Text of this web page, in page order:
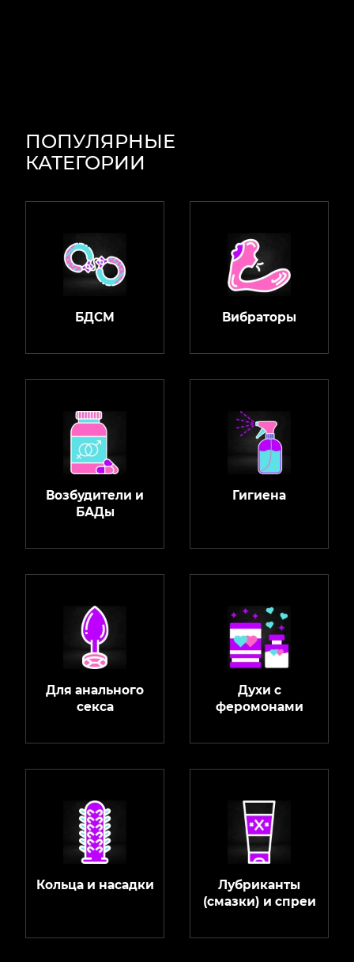
ПОПУЛЯРНЫЕ
КАТЕГОРИИ
БДСМ Вибраторы
Возбудители и
БАДы
Гигиена
Для анального
секса
Духи с
феромонами
Кольца и насадки
Лубриканты
(смазки) и спреи